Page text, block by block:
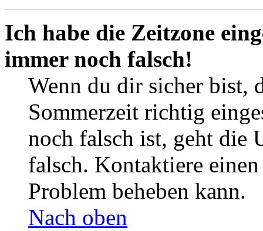
Ich habe die Zeitzone
immer noch falsch!
Wenn du dir sicher bist,
Sommerzeit richtig
noch falsch ist, geht die
falsch. Kontaktiere
Problem beheben kann.
Nach oben